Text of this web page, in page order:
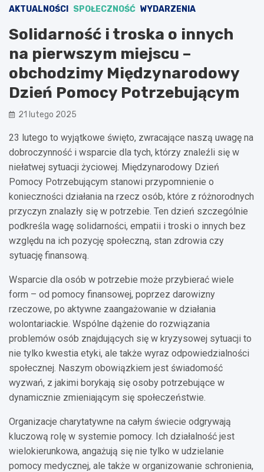
AKTUALNOŚCI SPOŁECZNOŚĆ WYDARZENIA
Solidarność i troska o innych
na pierwszym miejscu –
obchodzimy Międzynarodowy
Dzień Pomocy Potrzebującym
21 lutego 2025
23 lutego to wyjątkowe święto, zwracające naszą uwagę na
dobroczynność i wsparcie dla tych, którzy znaleźli się w
niełatwej sytuacji życiowej. Międzynarodowy Dzień
Pomocy Potrzebującym stanowi przypomnienie o
konieczności działania na rzecz osób, które z różnorodnych
przyczyn znalazły się w potrzebie. Ten dzień szczególnie
podkreśla wagę solidarności, empatii i troski o innych bez
względu na ich pozycję społeczną, stan zdrowia czy
sytuację finansową.
Wsparcie dla osób w potrzebie może przybierać wiele
form – od pomocy finansowej, poprzez darowizny
rzeczowe, po aktywne zaangażowanie w działania
wolontariackie. Wspólne dążenie do rozwiązania
problemów osób znajdujących się w kryzysowej sytuacji to
nie tylko kwestia etyki, ale także wyraz odpowiedzialności
społecznej. Naszym obowiązkiem jest świadomość
wyzwań, z jakimi borykają się osoby potrzebujące w
dynamicznie zmieniającym się społeczeństwie.
Organizacje charytatywne na całym świecie odgrywają
kluczową rolę w systemie pomocy. Ich działalność jest
wielokierunkowa, angażują się nie tylko w udzielanie
pomocy medycznej, ale także w organizowanie schronienia,